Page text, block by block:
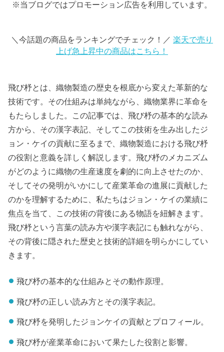
※当ブログではプロモーション広告を利用しています。
＼今話題の商品をランキングでチェック！／ 楽天で売り
上げ急上昇中の商品はこちら！
飛び杼とは、織物製造の歴史を根底から変えた革新的な
技術です。その仕組みは単純ながら、織物業界に革命を
もたらしました。この記事では、飛び杼の基本的な読み
方から、その漢字表記、そしてこの技術を生み出したジ
ョン・ケイの貢献に至るまで、織物製造における飛び杼
の役割と意義を詳しく解説します。飛び杼のメカニズム
がどのように織物の生産速度を劇的に向上させたのか、
そしてその発明がいかにして産業革命の進展に貢献した
のかを理解するために、私たちはジョン・ケイの業績に
焦点を当て、この技術の背後にある物語を紐解きます。
飛び杼という言葉の読み方や漢字表記にも触れながら、
その背後に隠された歴史と技術的詳細を明らかにしてい
きます。
飛び杼の基本的な仕組みとその動作原理。
飛び杼の正しい読み方とその漢字表記。
飛び杼を発明したジョンケイの貢献とプロフィール。
飛び杼が産業革命において果たした役割と影響。